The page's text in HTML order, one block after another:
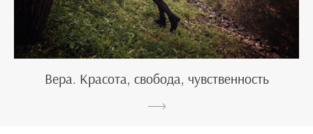
Вера. Красота, свобода, чувственность